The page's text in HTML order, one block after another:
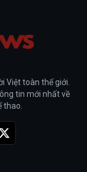
Việt toàn thế giới.
tin mới nhất về
thao.